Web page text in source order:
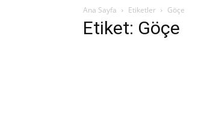
Ana Sayfa Etiketler Göçe
Etiket: Göçe